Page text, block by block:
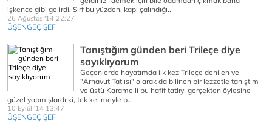
işkence gibi gelirdi. Sırf bu yüzden, kapı çalındığı..
26 Ağustos '14 22:27
ÜŞENGEÇ ŞEF
Tanıştığım günden beri Trileçe diye
sayıklıyorum
Geçenlerde hayatımda ilk kez Trileçe denilen ve
"Arnavut Tatlısı" olarak da bilinen bir lezzetle tanıştım
ve üstü Karamelli bu hafif tatlıyı gerçekten öylesine
güzel yapmışlardı ki, tek kelimeyle b..
10 Eylül '14 13:47
ÜŞENGEÇ ŞEF